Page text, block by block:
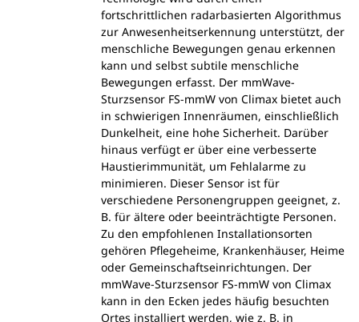
fortschrittlichen radarbasierten Algorithmus
zur Anwesenheitserkennung unterstützt, der
menschliche Bewegungen genau erkennen
kann und selbst subtile menschliche
Bewegungen erfasst. Der mmWave-
Sturzsensor FS-mmW von Climax bietet auch
in schwierigen Innenräumen, einschließlich
Dunkelheit, eine hohe Sicherheit. Darüber
hinaus verfügt er über eine verbesserte
Haustierimmunität, um Fehlalarme zu
minimieren. Dieser Sensor ist für
verschiedene Personengruppen geeignet, z.
B. für ältere oder beeinträchtigte Personen.
Zu den empfohlenen Installationsorten
gehören Pflegeheime, Krankenhäuser, Heime
oder Gemeinschaftseinrichtungen. Der
mmWave-Sturzsensor FS-mmW von Climax
kann in den Ecken jedes häufig besuchten
Ortes installiert werden, wie z. B. in